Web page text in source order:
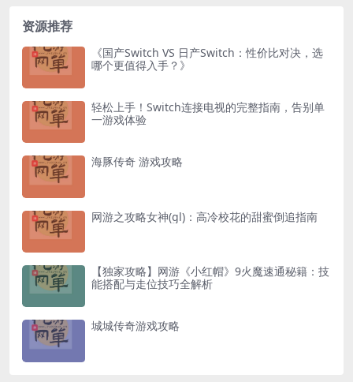
资源推荐
《国产Switch VS 日产Switch：性价比对决，选
哪个更值得入手？》
轻松上手！Switch连接电视的完整指南，告别单
一游戏体验
海豚传奇 游戏攻略
网游之攻略女神(gl)：高冷校花的甜蜜倒追指南
【独家攻略】网游《小红帽》9火魔速通秘籍：技
能搭配与走位技巧全解析
城城传奇游戏攻略